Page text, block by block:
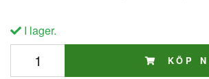
I lager.
KÖP